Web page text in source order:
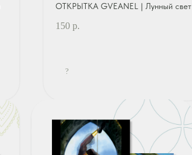
ОТКРЫТКА GVEANEL | Лунный свет
150 р.
?